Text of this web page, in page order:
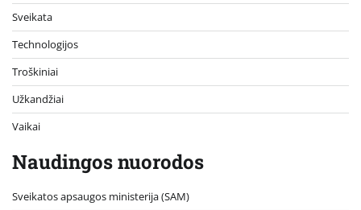
Sveikata
Technologijos
Troškiniai
Užkandžiai
Vaikai
Naudingos nuorodos
Sveikatos apsaugos ministerija (SAM)